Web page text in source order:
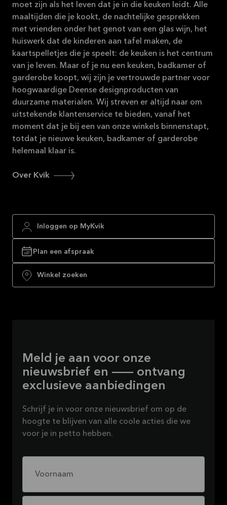
moet zijn als het leven dat je in die keuken leidt. Alle
maaltijden die je kookt, de nachtelijke gesprekken
met vrienden onder het genot van een glas wijn, het
huiswerk dat de kinderen aan tafel maken, de
kaartspelletjes die je speelt: de keuken is het centrum
van je leven. Maar of je nu een keuken, badkamer of
garderobe koopt, wij zijn je vertrouwde partner voor
hoogwaardige Deense designproducten van
duurzame materialen. Wij streven er altijd naar om
uitstekende klantenservice te bieden, vanaf het
moment dat je bij een van onze winkels binnenstapt,
totdat je nieuwe keuken, badkamer of garderobe
helemaal klaar is.
Over Kvik
Inloggen op MyKvik
Plan een afspraak
Winkel zoeken
Meld je aan voor onze
nieuwsbrief en — ontvang
exclusieve aanbiedingen
Schrijf je in voor onze nieuwsbrief om op de
hoogte te blijven van alle coole acties die we
voor je in petto hebben.
Voornaam